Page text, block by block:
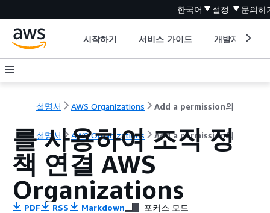
한국어 설정 문의하
시작하기 서비스 가이드 개발자 도구
설명서 AWS Organizations Add a permission의
설명서 AWS Organizations Add a permission의
를 사용하여 조직 정
책 연결 AWS
Organizations
PDF RSS Markdown 포커스 모드